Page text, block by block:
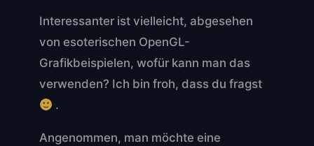
Interessanter ist vielleicht, abgesehen
von esoterischen OpenGL-
Grafikbeispielen, wofür kann man das
verwenden? Ich bin froh, dass du fragst
.
Angenommen, man möchte eine